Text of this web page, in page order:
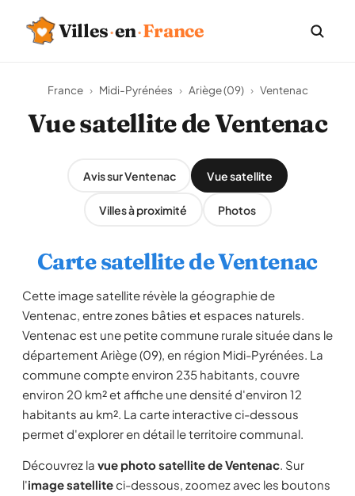
Villes·en·France
France › Midi-Pyrénées › Ariège (09) › Ventenac
Vue satellite de Ventenac
Avis sur Ventenac Vue satellite
Villes à proximité Photos
Carte satellite de Ventenac
Cette image satellite révèle la géographie de
Ventenac, entre zones bâties et espaces naturels.
Ventenac est une petite commune rurale située dans le
département Ariège (09), en région Midi-Pyrénées. La
commune compte environ 235 habitants, couvre
environ 20 km² et affiche une densité d'environ 12
habitants au km². La carte interactive ci-dessous
permet d'explorer en détail le territoire communal.
Découvrez la vue photo satellite de Ventenac. Sur
l'image satelliteci-dessous, zoomez avec les boutons